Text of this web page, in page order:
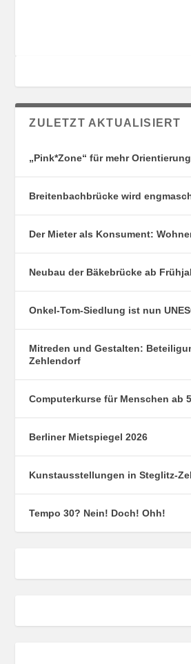
ZULETZT AKTUALISIERT
„Pink*Zone“ für mehr
Breitenbachbrücke wird
Der Mieter als Konsument:
Neubau der Bäkebrücke ab
Onkel-Tom-Siedlung ist nun
Mitreden und Gestalten:
Zehlendorf
Computerkurse für Menschen ab
Berliner Mietspiegel 2026
Kunstausstellungen in Steglitz-
Tempo 30? Nein! Doch! Ohh!